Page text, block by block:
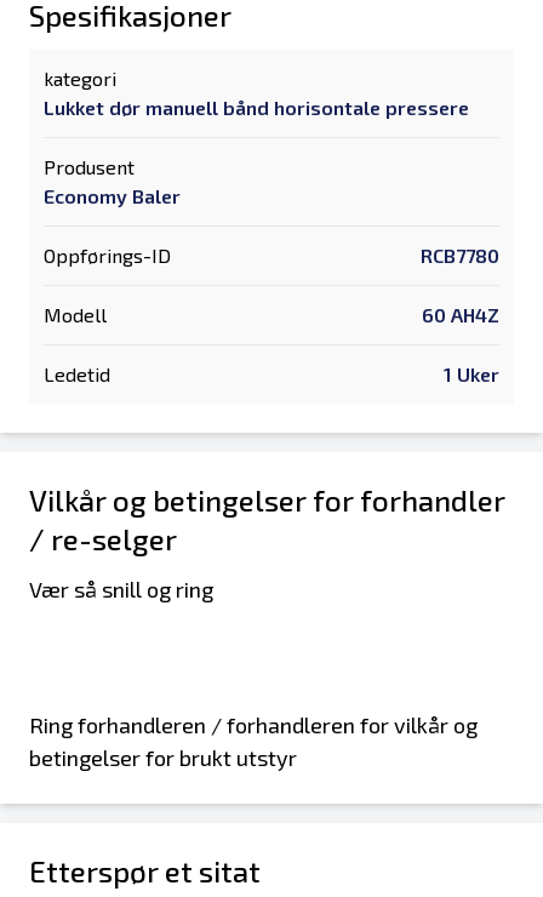
Spesifikasjoner
kategori
Lukket dør manuell bånd horisontale pressere
Produsent
Economy Baler
Oppførings-ID RCB7780
Modell 60 AH4Z
Ledetid 1 Uker
Vilkår og betingelser for forhandler
/ re-selger
Vær så snill og ring
Ring forhandleren / forhandleren for vilkår og
betingelser for brukt utstyr
Etterspør et sitat